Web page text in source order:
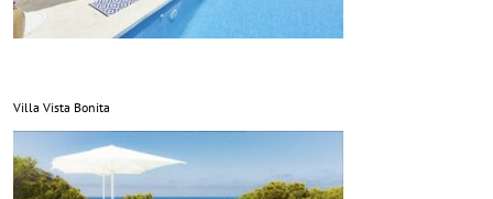
Villa Vista Bonita